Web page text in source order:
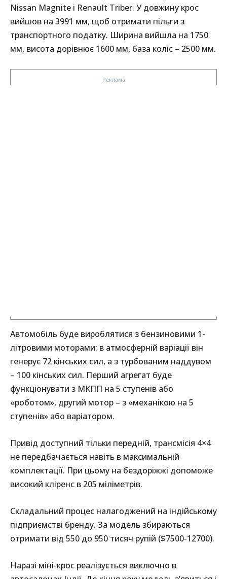
Nissan Magnite і Renault Triber. У довжину крос
вийшов на 3991 мм, щоб отримати пільги з
транспортного податку. Ширина вийшла на 1750
мм, висота дорівнює 1600 мм, база коліс – 2500 мм.
Автомобіль буде вироблятися з бензиновими 1-
літровими моторами: в атмосферній варіації він
генерує 72 кінських сил, а з турбованим наддувом
– 100 кінських сил. Перший агрегат буде
функціонувати з МКПП на 5 ступенів або
«роботом», другий мотор – з «механікою на 5
ступенів» або варіатором.
Привід доступний тільки передній, трансмісія 4×4
не передбачається навіть в максимальній
комплектації. При цьому на бездоріжжі допоможе
високий кліренс в 205 міліметрів.
Складальний процес налагоджений на індійському
підприємстві бренду. За модель збираються
отримати від 550 до 950 тисяч рупій ($7500-12700).
Наразі міні-крос реалізується виключно в